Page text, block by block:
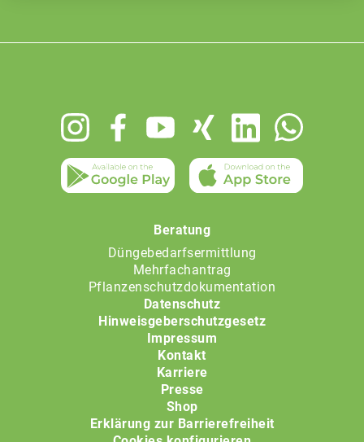
Beratung
Düngebedarfsermittlung
Mehrfachantrag
Pflanzenschutzdokumentation
Datenschutz
Hinweisgeberschutzgesetz
Impressum
Kontakt
Karriere
Presse
Shop
Erklärung zur Barrierefreiheit